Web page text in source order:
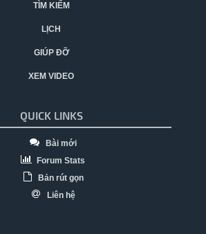
TÌM KIẾM
LỊCH
GIÚP ĐỠ
XEM VIDEO
QUICK LINKS
Bài mới
Forum Stats
Bản rút gọn
Liên hệ